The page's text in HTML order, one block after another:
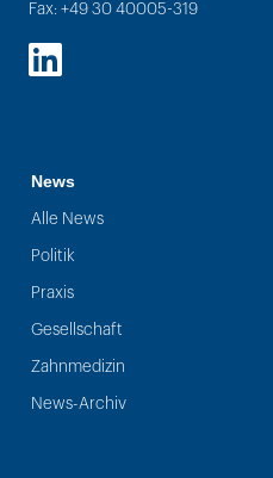
Fax: +49 30 40005-319
LinkedIn
News
Alle News
Politik
Praxis
Gesellschaft
Zahnmedizin
News-Archiv